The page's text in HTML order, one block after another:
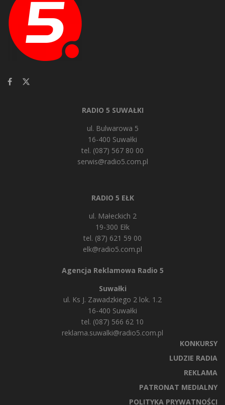
RADIO 5 SUWAŁKI
ul. Bulwarowa 5
16-400 Suwałki
tel. (087) 567 80 00
serwis@radio5.com.pl
RADIO 5 EŁK
ul. Małeckich 2
19-300 Ełk
tel. (87) 621 59 00
elk@radio5.com.pl
Agencja Reklamowa Radio 5
Suwałki
ul. Ks J. Zawadzkiego 2 lok. 1.2
16-400 Suwałki
tel. (087) 566 62 10
reklama.suwalki@radio5.com.pl
KONKURSY
LUDZIE RADIA
REKLAMA
PATRONAT MEDIALNY
POLITYKA PRYWATNOŚCI